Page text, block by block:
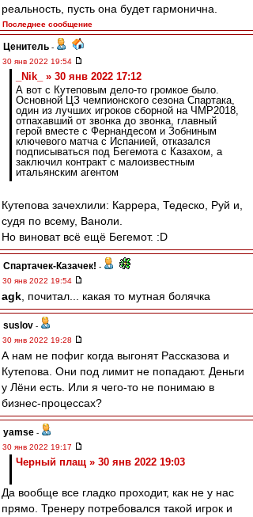
реальность, пусть она будет гармонична.
Последнее сообщение
Ценитель -
30 янв 2022 19:54
_Nik_ » 30 янв 2022 17:12
А вот с Кутеповым дело-то громкое было.
Основной ЦЗ чемпионского сезона Спартака,
один из лучших игроков сборной на ЧМР2018,
отпахавший от звонка до звонка, главный
герой вместе с Фернандесом и Зобниным
ключевого матча с Испанией, отказался
подписываться под Бегемота с Казахом, а
заключил контракт с малоизвестным
итальянским агентом
Кутепова зачехлили: Каррера, Тедеско, Руй и,
судя по всему, Ваноли.
Но виноват всё ещё Бегемот. :D
Спартачек-Казачек! -
30 янв 2022 19:54
agk , почитал... какая то мутная болячка
suslov -
30 янв 2022 19:28
А нам не пофиг когда выгонят Рассказова и
Кутепова. Они под лимит не попадают. Деньги
у Лёни есть. Или я чего-то не понимаю в
бизнес-процессах?
yamse -
30 янв 2022 19:17
Черный плащ » 30 янв 2022 19:03
Да вообще все гладко проходит, как не у нас
прямо. Тренеру потребовался такой игрок и